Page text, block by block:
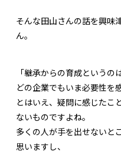
そんな田山さんの話を興味
ん。
「継承からの育成というの
どの企業でもいま必要性を
とはいえ、疑問に感じたこ
ないものですよね。
多くの人が手を出せないと
思いますし、